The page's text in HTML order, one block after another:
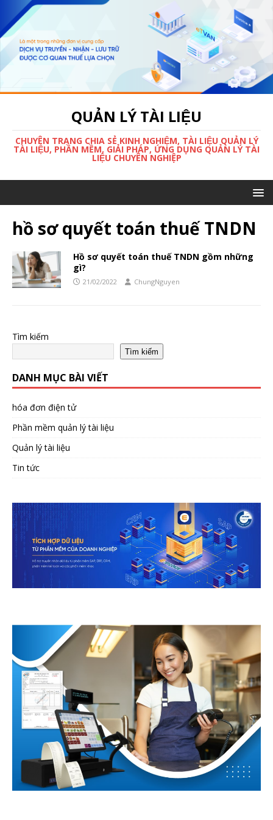
QUẢN LÝ TÀI LIỆU
CHUYÊN TRANG CHIA SẺ KINH NGHIỆM, TÀI LIỆU QUẢN LÝ
TÀI LIỆU, PHẦN MỀM, GIẢI PHÁP, ỨNG DỤNG QUẢN LÝ TÀI
LIỆU CHUYÊN NGHIỆP
hồ sơ quyết toán thuế TNDN
Hồ sơ quyết toán thuế TNDN gồm những
gì?
21/02/2022 ChungNguyen
Tìm kiếm
Tìm kiếm
DANH MỤC BÀI VIẾT
hóa đơn điện tử
Phần mềm quản lý tài liệu
Quản lý tài liệu
Tin tức